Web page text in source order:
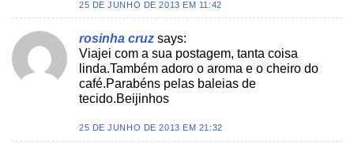
25 DE JUNHO DE 2013 EM 11:42
rosinha cruz says:
Viajei com a sua postagem, tanta coisa
linda.Também adoro o aroma e o cheiro do
café.Parabéns pelas baleias de
tecido.Beijinhos
25 DE JUNHO DE 2013 EM 21:32